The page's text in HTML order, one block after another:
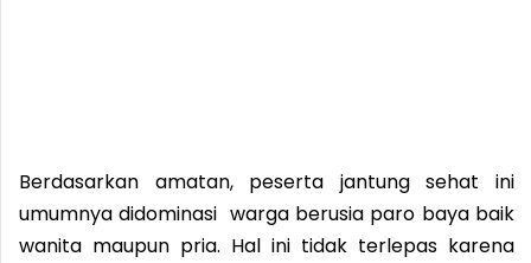
Berdasarkan amatan, peserta jantung sehat ini
umumnya didominasi warga berusia paro baya baik
wanita maupun pria. Hal ini tidak terlepas karena